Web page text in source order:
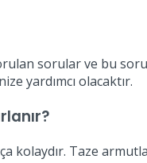
sorular ve bu
yardımcı olacaktır.
kolaydır. Taze